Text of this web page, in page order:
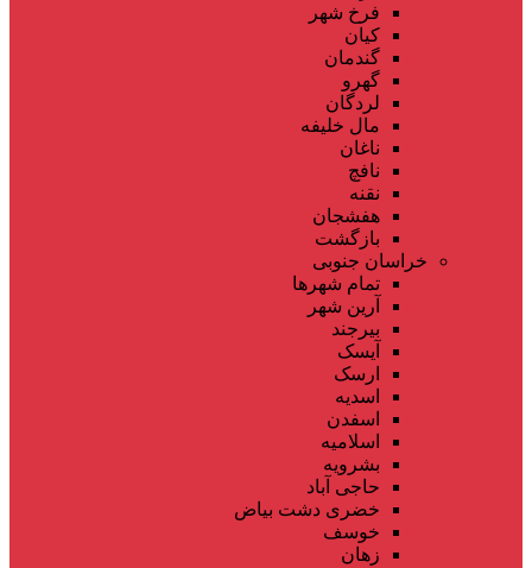
فرخ شهر
کیان
گندمان
گهرو
لردگان
مال خلیفه
ناغان
نافچ
نقنه
هفشجان
بازگشت
خراسان جنوبی
تمام شهر‌ها
آرین شهر
بیرجند
آیسک
ارسک
اسدیه
اسفدن
اسلامیه
بشرویه
حاجی آباد
خضری دشت بیاض
خوسف
زهان